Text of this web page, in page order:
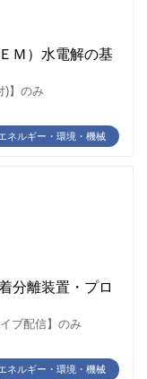
Ｍ）水電解の基
)】のみ
ネルギー・環境・機械
分離装置・プロ
ブ配信】のみ
ネルギー・環境・機械